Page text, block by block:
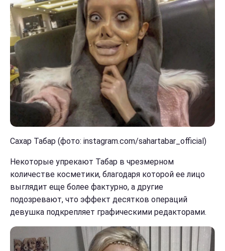
Сахар Табар (фото: instagram.com/sahartabar_official)
Некоторые упрекают Табар в чрезмерном
количестве косметики, благодаря которой ее лицо
выглядит еще более фактурно, а другие
подозревают, что эффект десятков операций
девушка подкрепляет графическими редакторами.